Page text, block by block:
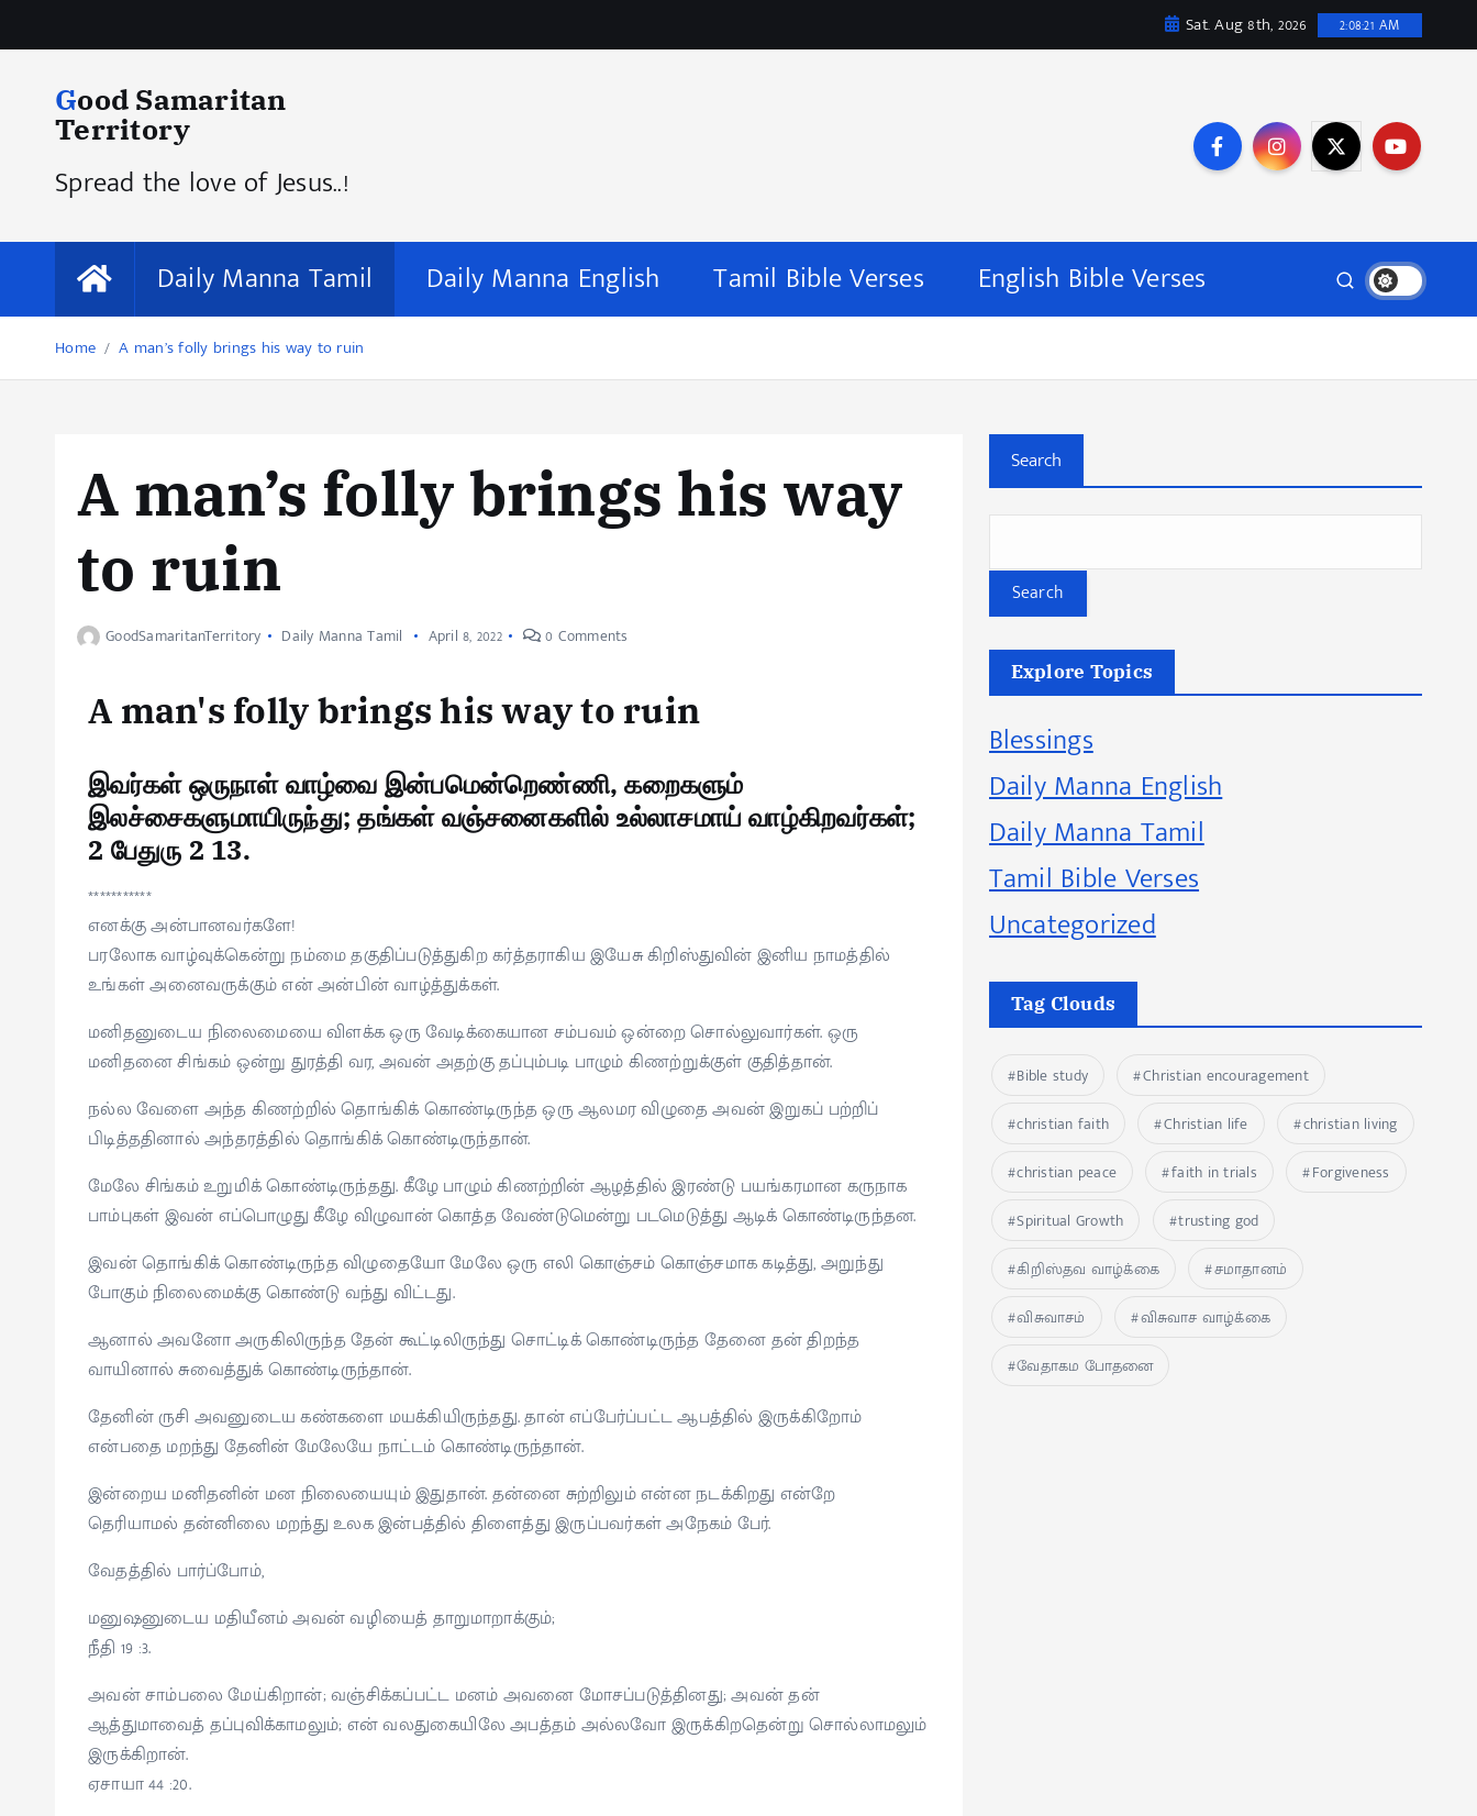
Sat. Aug 8th, 2026 2:08:22 AM
Good Samaritan
Territory
Spread the love of Jesus..!
Daily Manna Tamil Daily Manna English Tamil Bible Verses English Bible Verses
Home A man’s folly brings his way to ruin
A man’s folly brings his way
to ruin
GoodSamaritanTerritory Daily Manna Tamil April 8, 2022 0 Comments
A man's folly brings his way to ruin
இவர்கள் ஒருநாள் வாழ்வை இன்பமென்றெண்ணி, கறைகளும்
இலச்சைகளுமாயிருந்து; தங்கள் வஞ்சனைகளில் உல்லாசமாய் வாழ்கிறவர்கள்;
2 பேதுரு 2 13.
***********
எனக்கு அன்பானவர்களே!
பரலோக வாழ்வுக்கென்று நம்மை தகுதிப்படுத்துகிற கர்த்தராகிய இயேசு கிறிஸ்துவின் இனிய நாமத்தில்
உங்கள் அனைவருக்கும் என் அன்பின் வாழ்த்துக்கள்.
மனிதனுடைய நிலைமையை விளக்க ஒரு வேடிக்கையான சம்பவம் ஒன்றை சொல்லுவார்கள். ஒரு
மனிதனை சிங்கம் ஒன்று துரத்தி வர, அவன் அதற்கு தப்பும்படி பாழும் கிணற்றுக்குள் குதித்தான்.
நல்ல வேளை அந்த கிணற்றில் தொங்கிக் கொண்டிருந்த ஒரு ஆலமர விழுதை அவன் இறுகப் பற்றிப்
பிடித்ததினால் அந்தரத்தில் தொங்கிக் கொண்டிருந்தான்.
மேலே சிங்கம் உறுமிக் கொண்டிருந்தது. கீழே பாழும் கிணற்றின் ஆழத்தில் இரண்டு பயங்கரமான கருநாக
பாம்புகள் இவன் எப்பொழுது கீழே விழுவான் கொத்த வேண்டுமென்று படமெடுத்து ஆடிக் கொண்டிருந்தன.
இவன் தொங்கிக் கொண்டிருந்த விழுதையோ மேலே ஒரு எலி கொஞ்சம் கொஞ்சமாக கடித்து, அறுந்து
போகும் நிலைமைக்கு கொண்டு வந்து விட்டது.
ஆனால் அவனோ அருகிலிருந்த தேன் கூட்டிலிருந்து சொட்டிக் கொண்டிருந்த தேனை தன் திறந்த
வாயினால் சுவைத்துக் கொண்டிருந்தான்.
தேனின் ருசி அவனுடைய கண்களை மயக்கியிருந்தது. தான் எப்பேர்ப்பட்ட ஆபத்தில் இருக்கிறோம்
என்பதை மறந்து தேனின் மேலேயே நாட்டம் கொண்டிருந்தான்.
இன்றைய மனிதனின் மன நிலையையும் இதுதான். தன்னை சுற்றிலும் என்ன நடக்கிறது என்றே
தெரியாமல் தன்னிலை மறந்து உலக இன்பத்தில் திளைத்து இருப்பவர்கள் அநேகம் பேர்.
வேதத்தில் பார்ப்போம்,
மனுஷனுடைய மதியீனம் அவன் வழியைத் தாறுமாறாக்கும்;
நீதி 19 :3.
அவன் சாம்பலை மேய்கிறான்; வஞ்சிக்கப்பட்ட மனம் அவனை மோசப்படுத்தினது; அவன் தன்
ஆத்துமாவைத் தப்புவிக்காமலும்; என் வலதுகையிலே அபத்தம் அல்லவோ இருக்கிறதென்று சொல்லாமலும்
இருக்கிறான்.
ஏசாயா 44 :20.
Search
Search
Explore Topics
Blessings
Daily Manna English
Daily Manna Tamil
Tamil Bible Verses
Uncategorized
Tag Clouds
Bible study
Christian encouragement
christian faith
Christian life
christian living
christian peace
faith in trials
Forgiveness
Spiritual Growth
trusting god
கிறிஸ்தவ வாழ்க்கை
சமாதானம்
விசுவாசம்
விசுவாச வாழ்க்கை
வேதாகம போதனை